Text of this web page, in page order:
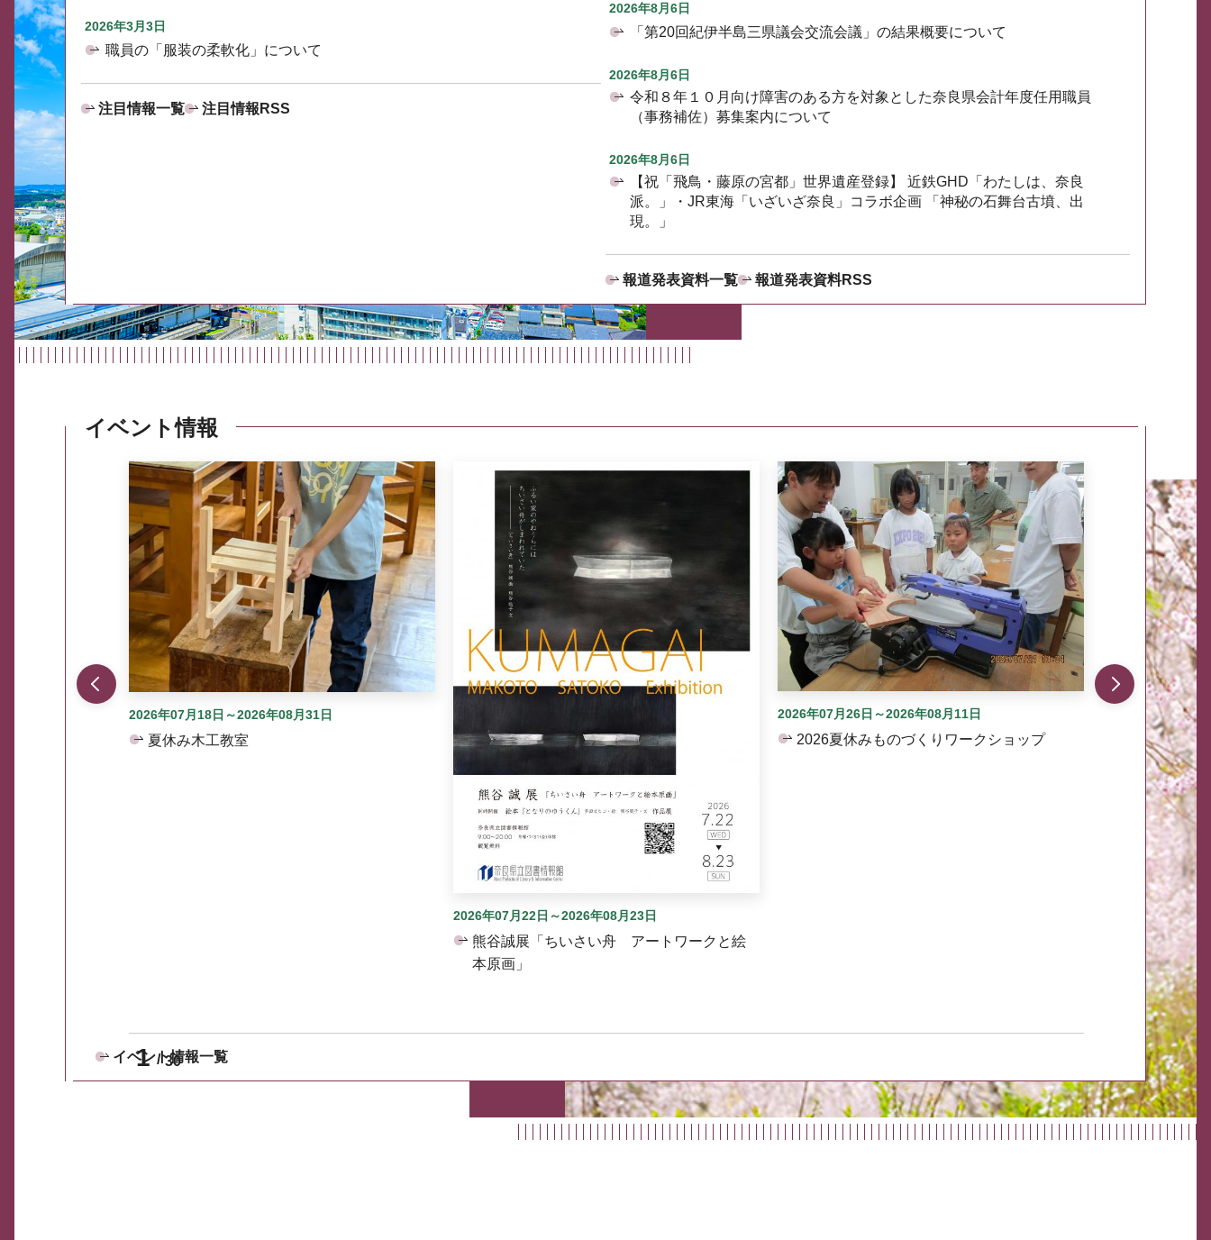
2026年3月3日
職員の「服装の柔軟化」について
注目情報一覧 注目情報RSS
2026年8月6日
「第20回紀伊半島三県議会交流会議」の結果概要について
2026年8月6日
令和８年１０月向け障害のある方を対象とした奈良県会計年度任用職員
（事務補佐）募集案内について
2026年8月6日
【祝「飛鳥・藤原の宮都」世界遺産登録】 近鉄GHD「わたしは、奈良
派。」・JR東海「いざいざ奈良」コラボ企画 「神秘の石舞台古墳、出
現。」
報道発表資料一覧 報道発表資料RSS
イベント情報
1 30
2026年07月18日～2026年08月31日
夏休み木工教室
2026年07月22日～2026年08月23日
熊谷誠展「ちいさい舟 アートワークと絵
本原画」
2026年07月26日～2026年08月11日
2026夏休みものづくりワークショップ
イベント情報一覧